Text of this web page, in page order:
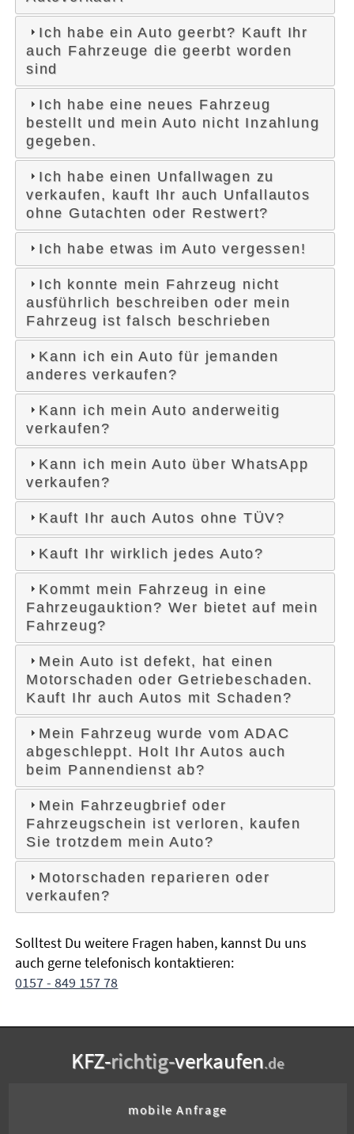
Ich habe ein Auto geerbt? Kauft Ihr
auch Fahrzeuge die geerbt worden
sind
Ich habe eine neues Fahrzeug
bestellt und mein Auto nicht Inzahlung
gegeben.
Ich habe einen Unfallwagen zu
verkaufen, kauft Ihr auch Unfallautos
ohne Gutachten oder Restwert?
Ich habe etwas im Auto vergessen!
Ich konnte mein Fahrzeug nicht
ausführlich beschreiben oder mein
Fahrzeug ist falsch beschrieben
Kann ich ein Auto für jemanden
anderes verkaufen?
Kann ich mein Auto anderweitig
verkaufen?
Kann ich mein Auto über WhatsApp
verkaufen?
Kauft Ihr auch Autos ohne TÜV?
Kauft Ihr wirklich jedes Auto?
Kommt mein Fahrzeug in eine
Fahrzeugauktion? Wer bietet auf mein
Fahrzeug?
Mein Auto ist defekt, hat einen
Motorschaden oder Getriebeschaden.
Kauft Ihr auch Autos mit Schaden?
Mein Fahrzeug wurde vom ADAC
abgeschleppt. Holt Ihr Autos auch
beim Pannendienst ab?
Mein Fahrzeugbrief oder
Fahrzeugschein ist verloren, kaufen
Sie trotzdem mein Auto?
Motorschaden reparieren oder
verkaufen?
Solltest Du weitere Fragen haben, kannst Du uns
auch gerne telefonisch kontaktieren:
0157 - 849 157 78
KFZ-richtig-verkaufen.de
mobile Anfrage